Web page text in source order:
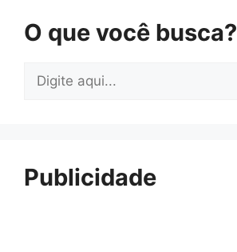
O que você busca?
Publicidade